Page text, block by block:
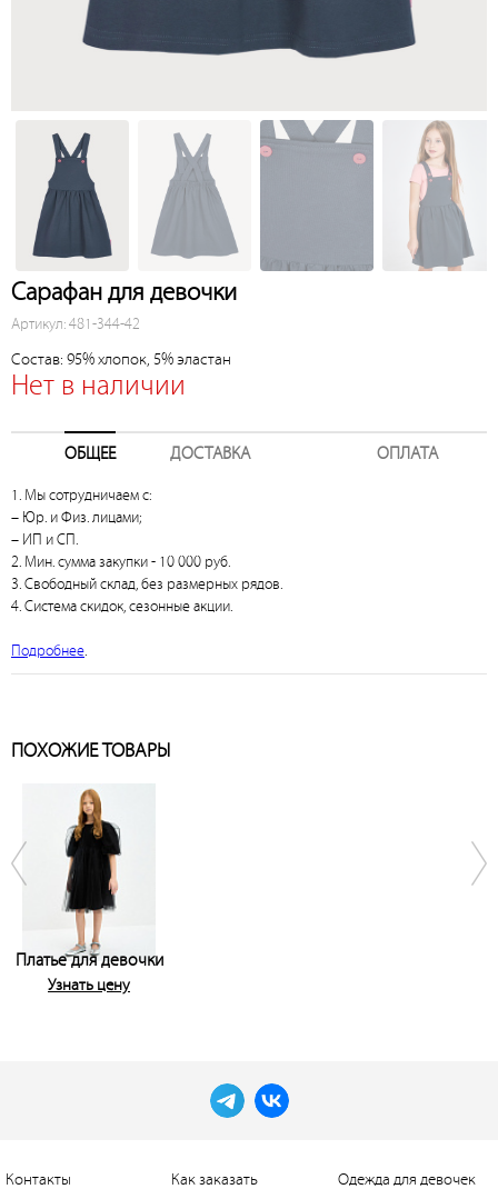
Сарафан для девочки
Артикул: 481-344-42
Состав: 95% хлопок, 5% эластан
Нет в наличии
ОБЩЕЕ ДОСТАВКА ОПЛАТА
1. Мы сотрудничаем с:
– Юр. и Физ. лицами;
– ИП и СП.
2. Мин. сумма закупки - 10 000 руб.
3. Свободный склад, без размерных рядов.
4. Система скидок, сезонные акции.
Подробнее.
ПОХОЖИЕ ТОВАРЫ
Платье для девочки
Узнать цену
Контакты Как заказать Одежда для девочек